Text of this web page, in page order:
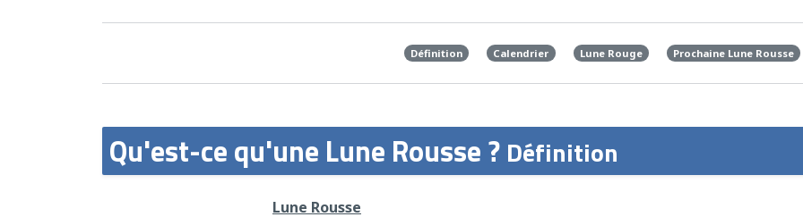
Définition Calendrier Lune Rouge Prochaine Lune Rousse
Qu'est-ce qu'une Lune Rousse ? Définition
Lune Rousse